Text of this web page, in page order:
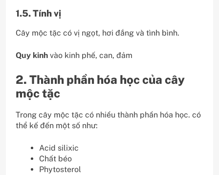
1.5. Tính vị
Cây mộc tặc có vị ngọt, hơi đắng và tình bình.
Quy kinh vào kinh phế, can, đảm
2. Thành phần hóa học của cây
mộc tặc
Trong cây mộc tặc có nhiều thành phần hóa học. có
thể kế đến một số như:
Acid silixic
Chất béo
Phytosterol